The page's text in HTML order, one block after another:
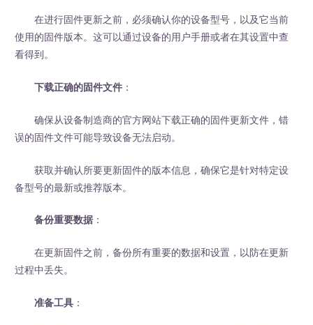
在进行固件更新之前，必须确认你的设备型号，以及它当前
使用的固件版本。这可以通过设备的用户手册或者在其设置中查
看得到。
下载正确的固件文件 ：
确保从设备制造商的官方网站下载正确的固件更新文件，错
误的固件文件可能导致设备无法启动。
获取并确认所要更新固件的版本信息，确保它是针对特定设
备型号的最新或推荐版本。
备份重要数据 ：
在更新固件之前，备份所有重要的数据和设置，以防在更新
过程中丢失。
准备工具 ：